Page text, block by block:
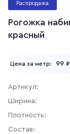
Распродажа
Рогожка
красный
Цена за метр: 99 ₽
Артикул:
Ширина:
Плотность:
Состав: